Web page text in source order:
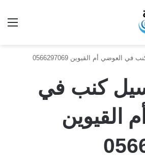
العوضي أم القيوين 0566297069
كنب في
القيوين